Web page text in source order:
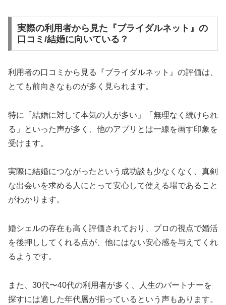
実際の利用者から見た『ブライダルネット』の
口コミ/結婚に向いている？
利用者の口コミから見る『ブライダルネット』の評価は、
とても前向きなものが多く見られます。
特に「結婚に対して本気の人が多い」「無理なく続けられ
る」といった声が多く、他のアプリとは一線を画す印象を
受けます。
実際に結婚につながったという成功談も少なくなく、真剣
な出会いを求める人にとって安心して使える場であること
がわかります。
婚シェルの存在も高く評価されており、プロの視点で婚活
を後押ししてくれる点が、他にはない安心感を与えてくれ
るようです。
また、30代〜40代の利用者が多く、人生のパートナーを
探すには適した年代層が揃っているという声もあります。